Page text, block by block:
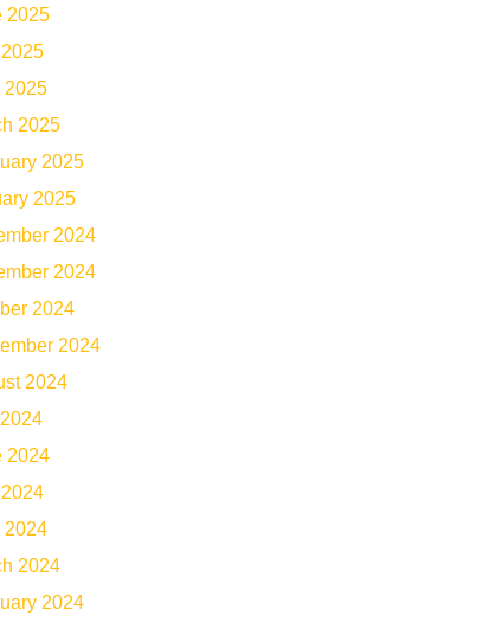
2025
2025
2025
2025
2025
2024
2024
2024
2024
2024
2024
2024
2024
2024